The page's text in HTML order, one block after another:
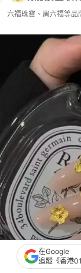
六福珠寶、周六福等品
在Google
追蹤《香港01